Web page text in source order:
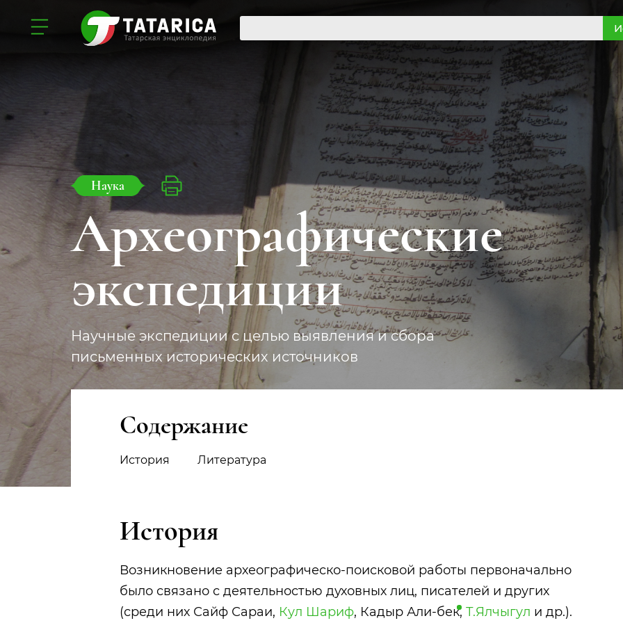
Наука
Археографические
экспедиции
Научные экспедиции с целью выявления и сбора
письменных исторических источников
Содержание
История Литература
История
Возникновение археографическо-поисковой работы первоначально
было связано с деятельностью духовных лиц, писателей и других
(среди них Сайф Сараи, Кул Шариф, Кадыр Али-бек, Т.Ялчыгул и др.).
Урманче Баки Тукай Габдулла